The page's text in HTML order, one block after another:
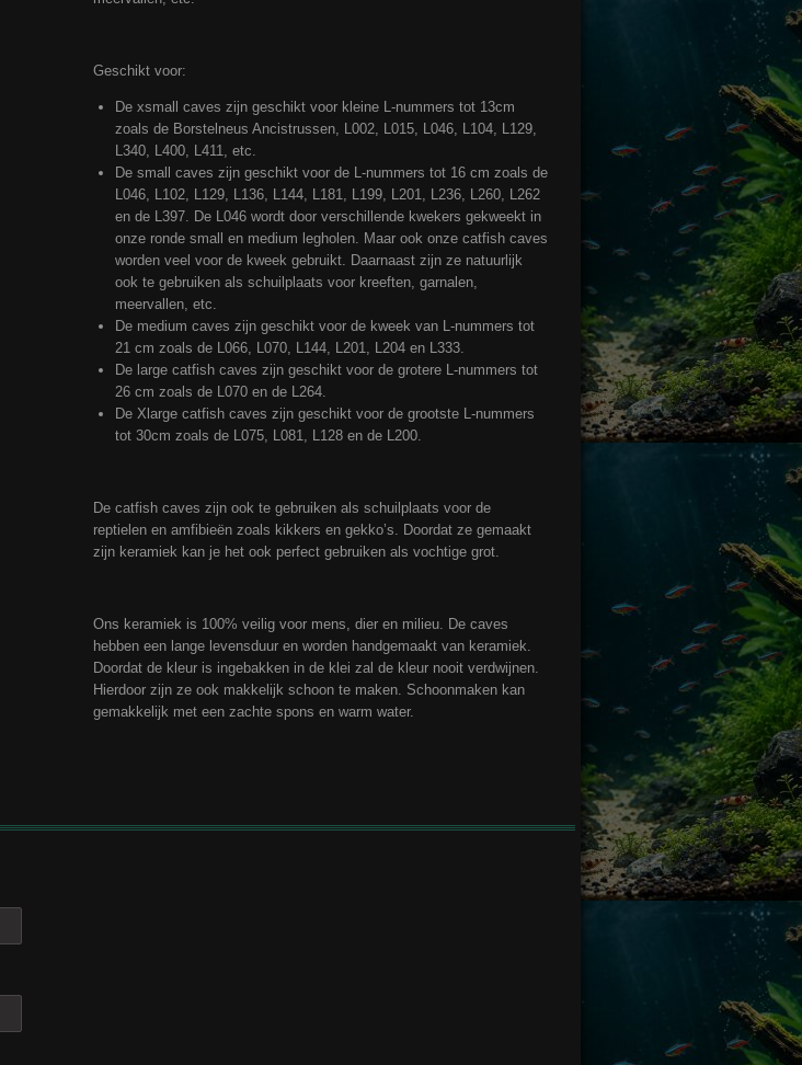
Geschikt voor:
De xsmall caves zijn geschikt voor kleine L-nummers tot 13cm
zoals de Borstelneus Ancistrussen, L002, L015, L046, L104, L129,
L340, L400, L411, etc.
De small caves zijn geschikt voor de L-nummers tot 16 cm zoals de
L046, L102, L129, L136, L144, L181, L199, L201, L236, L260, L262
en de L397. De L046 wordt door verschillende kwekers gekweekt in
onze ronde small en medium legholen. Maar ook onze catfish caves
worden veel voor de kweek gebruikt. Daarnaast zijn ze natuurlijk
ook te gebruiken als schuilplaats voor kreeften, garnalen,
meervallen, etc.
De medium caves zijn geschikt voor de kweek van L-nummers tot
21 cm zoals de L066, L070, L144, L201, L204 en L333.
De large catfish caves zijn geschikt voor de grotere L-nummers tot
26 cm zoals de L070 en de L264.
De Xlarge catfish caves zijn geschikt voor de grootste L-nummers
tot 30cm zoals de L075, L081, L128 en de L200.
De catfish caves zijn ook te gebruiken als schuilplaats voor de
reptielen en amfibieën zoals kikkers en gekko’s. Doordat ze gemaakt
zijn keramiek kan je het ook perfect gebruiken als vochtige grot.
Ons keramiek is 100% veilig voor mens, dier en milieu. De caves
hebben een lange levensduur en worden handgemaakt van keramiek.
Doordat de kleur is ingebakken in de klei zal de kleur nooit verdwijnen.
Hierdoor zijn ze ook makkelijk schoon te maken. Schoonmaken kan
gemakkelijk met een zachte spons en warm water.